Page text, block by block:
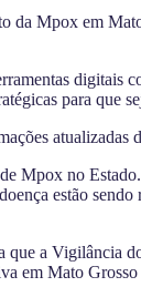
da Mpox em
digitais
para que
atualizadas
Mpox no
estão
a Vigilância
em Mato